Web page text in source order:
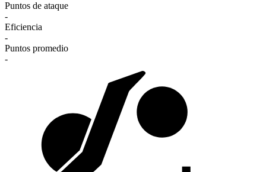
Puntos de ataque
-
Eficiencia
-
Puntos promedio
-